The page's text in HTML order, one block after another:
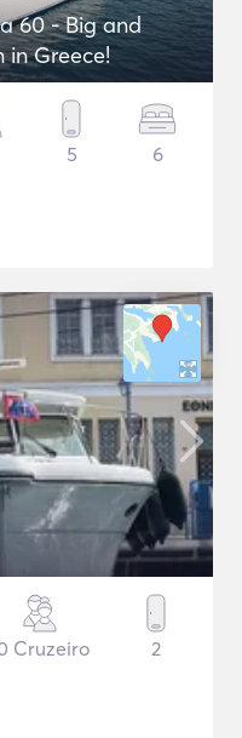
60 - Big and
Greece!
5 6
Cruzeiro 2